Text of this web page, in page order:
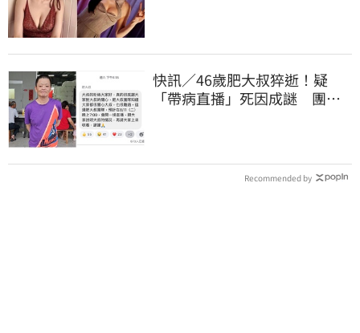
快訊／46歲肥大叔猝逝！疑
「帶病直播」死因成謎 團隊
Recommended by